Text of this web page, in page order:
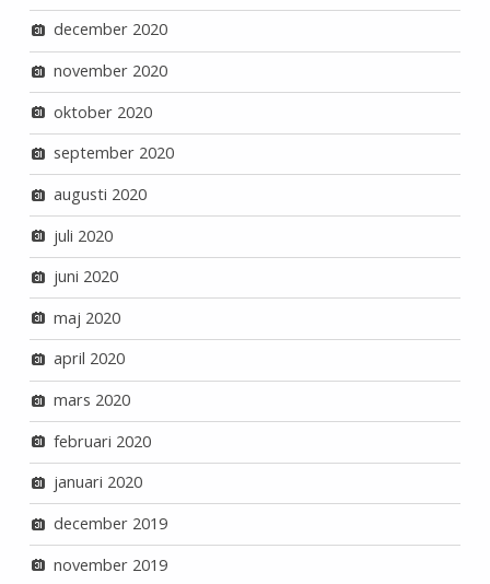
december 2020
november 2020
oktober 2020
september 2020
augusti 2020
juli 2020
juni 2020
maj 2020
april 2020
mars 2020
februari 2020
januari 2020
december 2019
november 2019